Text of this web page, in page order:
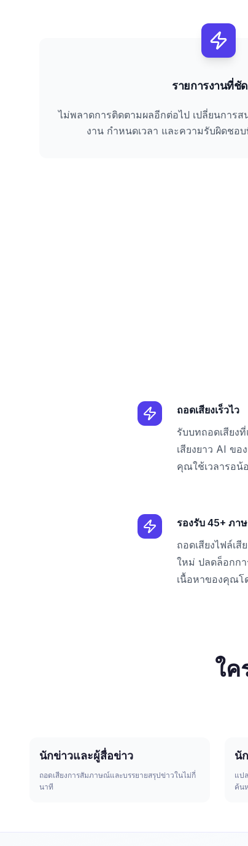
รายการงานที่ชั
ไม่พลาดการติดตามผลอีกต่อไป เปลี่ยนการ
งาน กำหนดเวลา และความรับผิดชอ
ถอดเสียงเร็วไว
รับบทถอดเสียง
เสียงยาว AI ขอ
คุณใช้เวลารอน้
รองรับ 45+ ภา
ถอดเสียงไฟล์เ
ใหม่ ปลดล็อกก
เนื้อหาของคุณโ
ใค
นักข่าวและผู้สื่อข่าว
ถอดเสียงการสัมภาษณ์และบรรยายสรุปข่าวในไม่กี่
นาที
นั
แป
ค้น